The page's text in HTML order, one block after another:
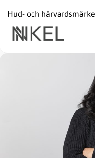
Hud- och hårvårdsmärke